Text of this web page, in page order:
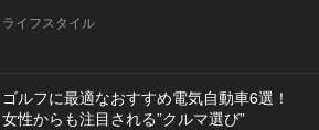
ライフスタイル
ゴルフに最適なおすすめ電気自動車6選！
女性からも注目される”クルマ選び”